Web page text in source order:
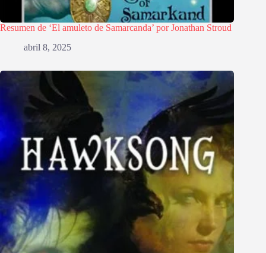
Resumen de ‘El amuleto de Samarcanda’ por Jonathan Stroud
abril 8, 2025